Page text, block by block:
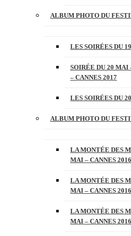
ALBUM PHOTO DU
LES SOIRÉES DU
SOIRÉE DU 20 MAI
– CANNES 2017
LES SOIRÉES DU
ALBUM PHOTO DU
LA MONTÉE DES
MAI – CANNES 2016
LA MONTÉE DES
MAI – CANNES 2016
LA MONTÉE DES
MAI – CANNES 2016